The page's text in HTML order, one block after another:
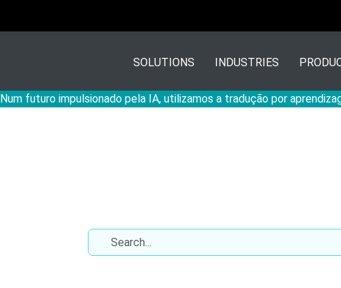
Num futuro impulsionado pela IA, utilizamos a tradução por
SOLUTIONS INDUSTRIES